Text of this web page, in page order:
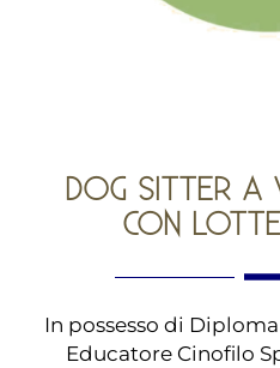
DOG SITTER A
CON
In possesso di
Educatore Cinofilo